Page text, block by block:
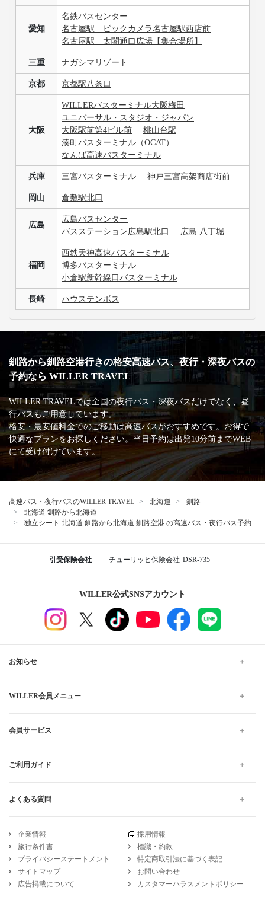
愛知
名鉄バスセンター
名古屋駅 ビックカメラ名古屋駅西店前
名古屋駅 太閤通口広場【集合場所】
三重 ナガシマリゾート
京都 京都駅八条口
大阪
WILLERバスターミナル大阪梅田
ユニバーサル・スタジオ・ジャパン
大阪駅前第4ビル前
桃山台駅
湊町バスターミナル（OCAT）
なんば高速バスターミナル
兵庫 三宮バスターミナル 神戸三宮高架商店街前
岡山 倉敷駅北口
広島
広島バスセンター
バスステーション広島駅北口
広島 八丁堀
福岡
西鉄天神高速バスターミナル
博多バスターミナル
小倉駅新幹線口バスターミナル
長崎 ハウステンボス
釧路から釧路空港行きの格安高速バス、夜行・深夜バスの
予約なら WILLER TRAVEL
WILLER TRAVELでは全国の夜行バス・深夜バスだけでなく、昼
行バスもご用意しています。
格安・最安値料金でのご移動は高速バスがおすすめです。お得で
快適なプランをお探しください。当日予約は出発10分前までWEB
にて受け付けています。
高速バス・夜行バスのWILLER TRAVEL 北海道
釧路
北海道 釧路から北海道
独立シート 北海道 釧路から北海道 釧路空港 の高速バス・夜行バス予約
引受保険会社 チューリッヒ保険会社 DSR-735
WILLER公式SNSアカウント
お知らせ
WILLER会員メニュー
会員サービス
ご利用ガイド
よくある質問
企業情報
採用情報
旅行条件書
標識・約款
プライバシーステートメント
特定商取引法に基づく表記
サイトマップ
お問い合わせ
広告掲載について
カスタマーハラスメントポリシー